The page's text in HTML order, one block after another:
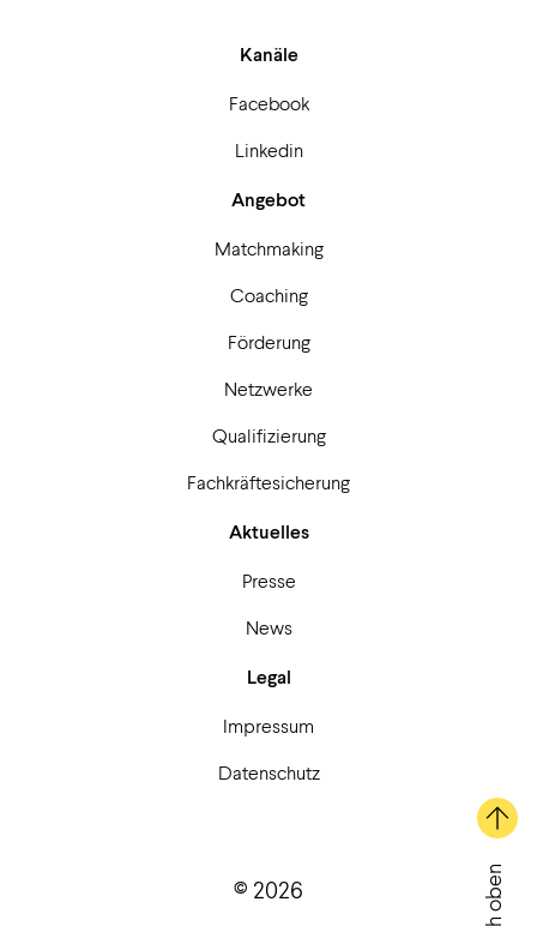
Kanäle
Facebook
Linkedin
Angebot
Matchmaking
Coaching
Förderung
Netzwerke
Qualifizierung
Fachkräftesicherung
Aktuelles
Presse
News
Legal
Impressum
Datenschutz
© 2026